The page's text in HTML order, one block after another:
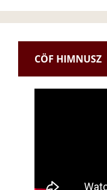
CÖF HIMNUSZ